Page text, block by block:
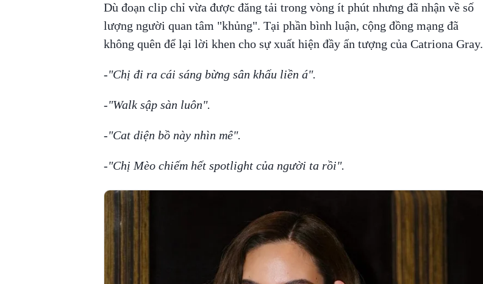
Dù đoạn clip chỉ vừa được đăng tải trong vòng ít phút nhưng đã nhận về số
lượng người quan tâm "khủng". Tại phần bình luận, cộng đồng mạng đã
không quên để lại lời khen cho sự xuất hiện đầy ấn tượng của Catriona Gray.
-"Chị đi ra cái sáng bừng sân khấu liền á".
-"Walk sập sàn luôn".
-"Cat diện bồ này nhìn mê".
-"Chị Mèo chiếm hết spotlight của người ta rồi".